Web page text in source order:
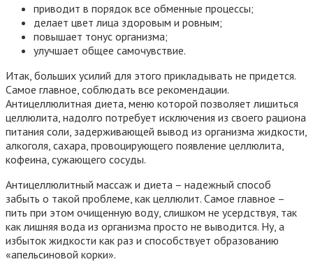
приводит в порядок все обменные процессы;
делает цвет лица здоровым и ровным;
повышает тонус организма;
улучшает общее самочувствие.
Итак, больших усилий для этого прикладывать не придется.
Самое главное, соблюдать все рекомендации.
Антицеллюлитная диета, меню которой позволяет лишиться
целлюлита, надолго потребует исключения из своего рациона
питания соли, задерживающей вывод из организма жидкости,
алкоголя, сахара, провоцирующего появление целлюлита,
кофеина, сужающего сосуды.
Антицеллюлитный массаж и диета – надежный способ
забыть о такой проблеме, как целлюлит. Самое главное –
пить при этом очищенную воду, слишком не усердствуя, так
как лишняя вода из организма просто не выводится. Ну, а
избыток жидкости как раз и способствует образованию
«апельсиновой корки».